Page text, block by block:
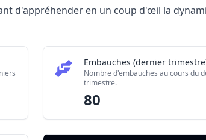
2026d'appréhender en un coup d'œil la
Embauches (dernier
Nombre d'embauches au cours du
trimestre.
80